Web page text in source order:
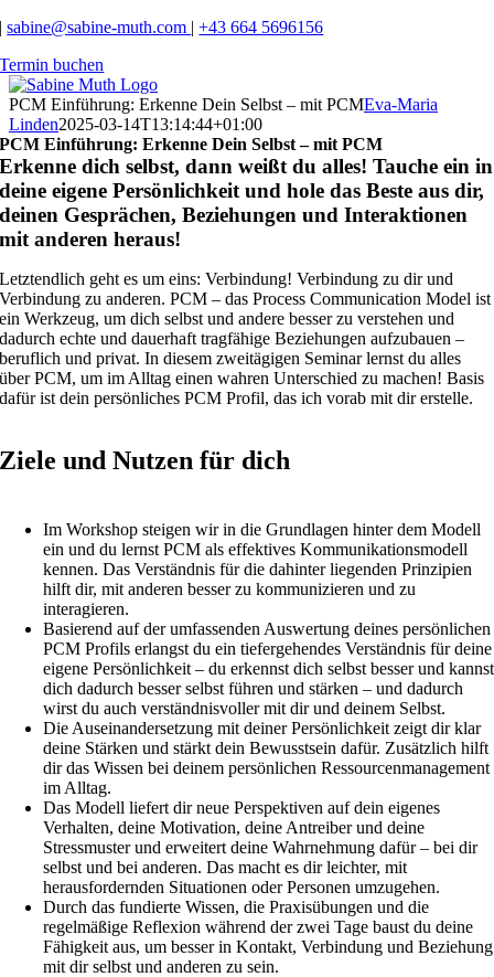
Zum
springen
|sabine@sabine-muth.com |+43 664 5696156
Termin buchen
PCM Einführung: Erkenne Dein Selbst – mit PCMEva-Maria
Linden2025-03-14T13:14:44+01:00
PCM Einführung: Erkenne Dein Selbst – mit PCM
Erkenne dich selbst, dann weißt du alles! Tauche ein in
deine eigene Persönlichkeit und hole das Beste aus dir,
deinen Gesprächen, Beziehungen und Interaktionen
mit anderen heraus!
Letztendlich geht es um eins: Verbindung! Verbindung zu dir und
Verbindung zu anderen. PCM – das Process Communication Model ist
ein Werkzeug, um dich selbst und andere besser zu verstehen und
dadurch echte und dauerhaft tragfähige Beziehungen aufzubauen –
beruflich und privat. In diesem zweitägigen Seminar lernst du alles
über PCM, um im Alltag einen wahren Unterschied zu machen! Basis
dafür ist dein persönliches PCM Profil, das ich vorab mit dir erstelle.
Ziele und Nutzen für dich
Im Workshop steigen wir in die Grundlagen hinter dem Modell
ein und du lernst PCM als effektives Kommunikationsmodell
kennen. Das Verständnis für die dahinter liegenden Prinzipien
hilft dir, mit anderen besser zu kommunizieren und zu
interagieren.
Basierend auf der umfassenden Auswertung deines persönlichen
PCM Profils erlangst du ein tiefergehendes Verständnis für deine
eigene Persönlichkeit – du erkennst dich selbst besser und kannst
dich dadurch besser selbst führen und stärken – und dadurch
wirst du auch verständnisvoller mit dir und deinem Selbst.
Die Auseinandersetzung mit deiner Persönlichkeit zeigt dir klar
deine Stärken und stärkt dein Bewusstsein dafür. Zusätzlich hilft
dir das Wissen bei deinem persönlichen Ressourcenmanagement
im Alltag.
Das Modell liefert dir neue Perspektiven auf dein eigenes
Verhalten, deine Motivation, deine Antreiber und deine
Stressmuster und erweitert deine Wahrnehmung dafür – bei dir
selbst und bei anderen. Das macht es dir leichter, mit
herausfordernden Situationen oder Personen umzugehen.
Durch das fundierte Wissen, die Praxisübungen und die
regelmäßige Reflexion während der zwei Tage baust du deine
Fähigkeit aus, um besser in Kontakt, Verbindung und Beziehung
mit dir selbst und anderen zu sein.